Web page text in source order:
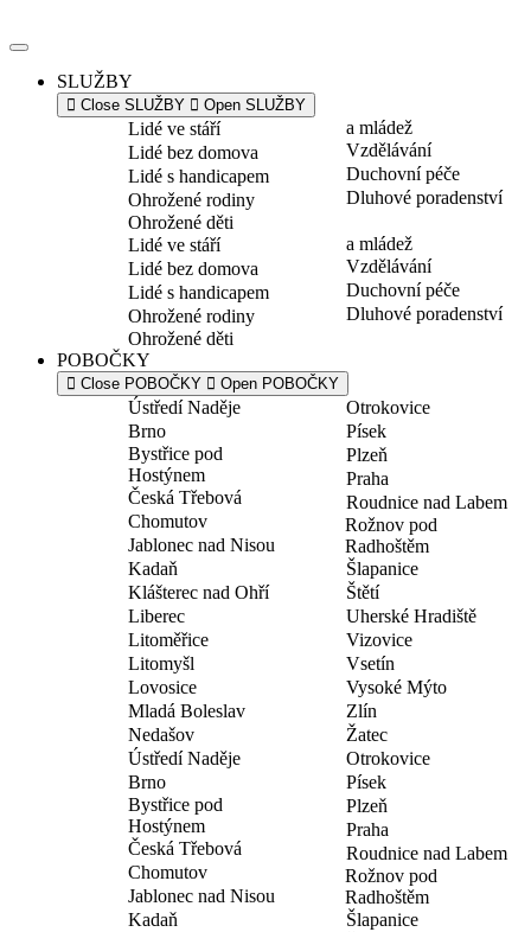
k
SLUŽBY
Close SLUŽBY Open SLUŽBY
Lidé ve stáří
Lidé bez domova
Lidé s handicapem
Ohrožené rodiny
Ohrožené děti
a mládež
Vzdělávání
Duchovní péče
Dluhové poradenství
Lidé ve stáří
Lidé bez domova
Lidé s handicapem
Ohrožené rodiny
Ohrožené děti
a mládež
Vzdělávání
Duchovní péče
Dluhové poradenství
POBOČKY
Close POBOČKY Open POBOČKY
Ústředí Naděje
Brno
Bystřice pod
Hostýnem
Česká Třebová
Chomutov
Jablonec nad Nisou
Kadaň
Klášterec nad Ohří
Liberec
Litoměřice
Litomyšl
Lovosice
Mladá Boleslav
Nedašov
Otrokovice
Písek
Plzeň
Praha
Roudnice nad Labem
Rožnov pod
Radhoštěm
Šlapanice
Štětí
Uherské Hradiště
Vizovice
Vsetín
Vysoké Mýto
Zlín
Žatec
Ústředí Naděje
Brno
Bystřice pod
Hostýnem
Česká Třebová
Chomutov
Jablonec nad Nisou
Kadaň
Otrokovice
Písek
Plzeň
Praha
Roudnice nad Labem
Rožnov pod
Radhoštěm
Šlapanice